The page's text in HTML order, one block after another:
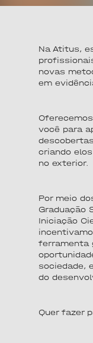
Na Atitus,
novas
em
você para
criando
no exterior.
Por meio
Graduação
Iniciação
ferramenta
sociedade,
do
Quer fazer